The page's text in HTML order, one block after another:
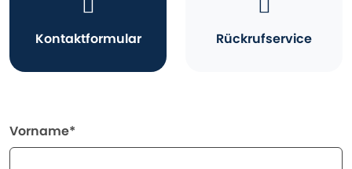
Kontaktformular Rückrufservice
Vorname*